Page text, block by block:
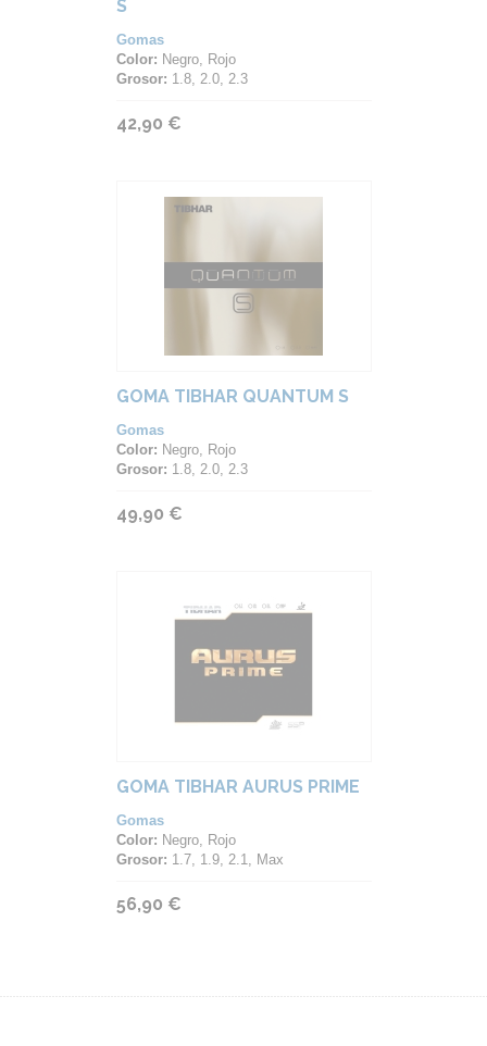
S
Gomas
Color: Negro, Rojo
Grosor: 1.8, 2.0, 2.3
42,90 €
GOMA TIBHAR QUANTUM S
Gomas
Color: Negro, Rojo
Grosor: 1.8, 2.0, 2.3
49,90 €
GOMA TIBHAR AURUS PRIME
Gomas
Color: Negro, Rojo
Grosor: 1.7, 1.9, 2.1, Max
56,90 €